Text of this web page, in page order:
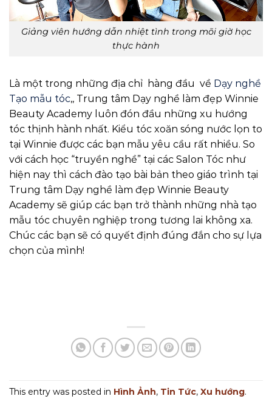
Giảng viên hướng dẫn nhiệt tình trong mõi giờ học
thực hành
Là một trong những địa chỉ hàng đầu về Dạy nghề
Tạo mẫu tóc,, Trung tâm Dạy nghề làm đẹp Winnie
Beauty Academy luôn đón đầu những xu hướng
tóc thịnh hành nhất. Kiểu tóc xoăn sóng nước lọn to
tại Winnie được các bạn mẫu yêu cầu rất nhiều. So
với cách học “truyền nghề” tại các Salon Tóc như
hiện nay thì cách đào tạo bài bản theo giáo trình tại
Trung tâm Dạy nghề làm đẹp Winnie Beauty
Academy sẽ giúp các bạn trở thành những nhà tạo
mẫu tóc chuyên nghiệp trong tương lai không xa.
Chúc các bạn sẽ có quyết định đúng đắn cho sự lựa
chọn của mình!
This entry was posted in Hình Ảnh, Tin Tức, Xu hướng.